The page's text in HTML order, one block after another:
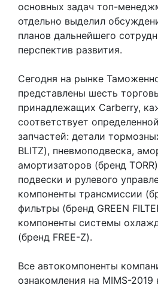
основных задач топ-
отдельно выделил
планов дальнейшего
перспектив развития.
Сегодня на рынке
представлены шесть
принадлежащих Carberry,
соответствует
запчастей: детали
BLITZ), пневмоподвеска,
амортизаторов (бренд
подвески и рулевого
компоненты трансмиссии
фильтры (бренд GREEN
компоненты системы
(бренд FREE-Z).
Все автокомпоненты
ознакомления на MIMS-2019